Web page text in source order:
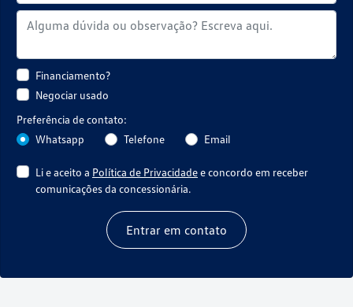
Financiamento?
Negociar usado
Preferência de contato:
Whatsapp
Telefone Email
Li e aceito a Política de Privacidadee concordo em receber
comunicações da concessionária.
Entrar em contato